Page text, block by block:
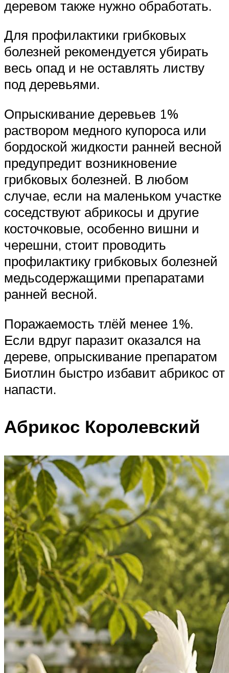
деревом также нужно обработать.
Для профилактики грибковых
болезней рекомендуется убирать
весь опад и не оставлять листву
под деревьями.
Опрыскивание деревьев 1%
раствором медного купороса или
бордоской жидкости ранней весной
предупредит возникновение
грибковых болезней. В любом
случае, если на маленьком участке
соседствуют абрикосы и другие
косточковые, особенно вишни и
черешни, стоит проводить
профилактику грибковых болезней
медьсодержащими препаратами
ранней весной.
Поражаемость тлёй менее 1%.
Если вдруг паразит оказался на
дереве, опрыскивание препаратом
Биотлин быстро избавит абрикос от
напасти.
Абрикос Королевский